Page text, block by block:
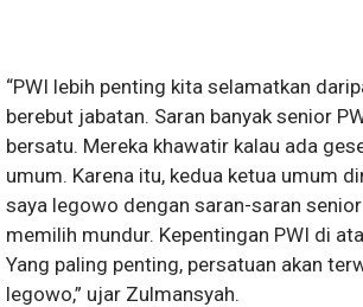
“PWI lebih penting kita selamatkan
berebut jabatan. Saran banyak senior
bersatu. Mereka khawatir kalau ada
umum. Karena itu, kedua ketua umum
saya legowo dengan saran-saran
memilih mundur. Kepentingan PWI di
Yang paling penting, persatuan akan
legowo,” ujar Zulmansyah.